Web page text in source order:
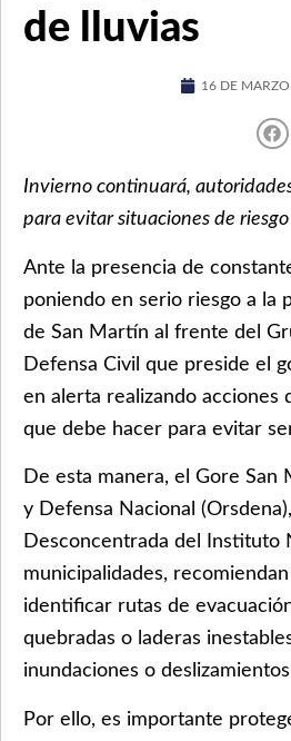
de lluvias
16 DE
Invierno continuará,
para evitar situaciones de riesgo
Ante la presencia de
poniendo en serio riesgo a la
de San Martín al frente del
Defensa Civil que preside el
en alerta realizando acciones
que debe hacer para evitar
De esta manera, el Gore San
y Defensa Nacional
Desconcentrada del Instituto
municipalidades,
identificar rutas de
quebradas o laderas
inundaciones o
Por ello, es importante